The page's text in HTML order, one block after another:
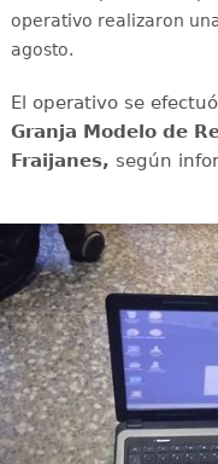
operativo realizaron
agosto.
El operativo se
Granja Modelo de
Fraijanes, según